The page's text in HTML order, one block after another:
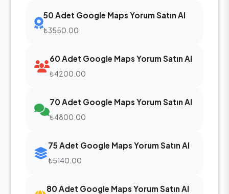
50 Adet Google Maps Yorum Satın Al
₺3550.00
60 Adet Google Maps Yorum Satın Al
₺4200.00
70 Adet Google Maps Yorum Satın Al
₺4800.00
75 Adet Google Maps Yorum Satın Al
₺5140.00
80 Adet Google Maps Yorum Satın Al